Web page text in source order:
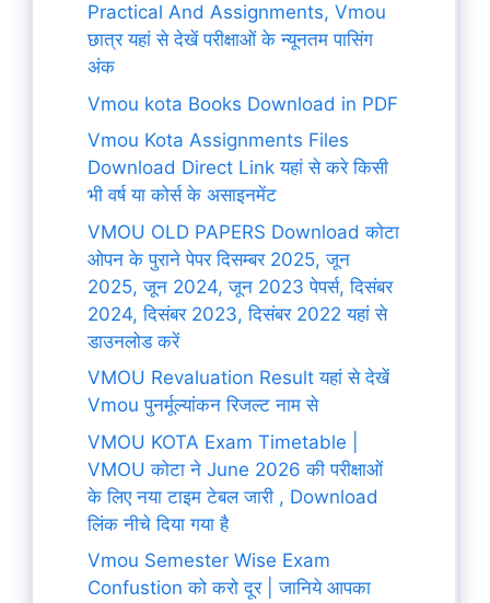
Practical And Assignments, Vmou
छात्र यहां से देखें परीक्षाओं के न्यूनतम पासिंग
अंक
Vmou kota Books Download in PDF
Vmou Kota Assignments Files
Download Direct Link यहां से करे किसी
भी वर्ष या कोर्स के असाइनमेंट
VMOU OLD PAPERS Download कोटा
ओपन के पुराने पेपर दिसम्बर 2025, जून
2025, जून 2024, जून 2023 पेपर्स, दिसंबर
2024, दिसंबर 2023, दिसंबर 2022 यहां से
डाउनलोड करें
VMOU Revaluation Result यहां से देखें
Vmou पुनर्मूल्यांकन रिजल्ट नाम से
VMOU KOTA Exam Timetable |
VMOU कोटा ने June 2026 की परीक्षाओं
के लिए नया टाइम टेबल जारी , Download
लिंक नीचे दिया गया है
Vmou Semester Wise Exam
Confustion को करो दूर | जानिये आपका